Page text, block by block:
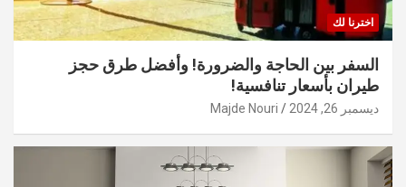
اخترنا لك
السفر بين الحاجة والضرورة! وأفضل طرق حجز
طيران بأسعار تنافسية!
ديسمبر 26, 2024 Majde Nouri